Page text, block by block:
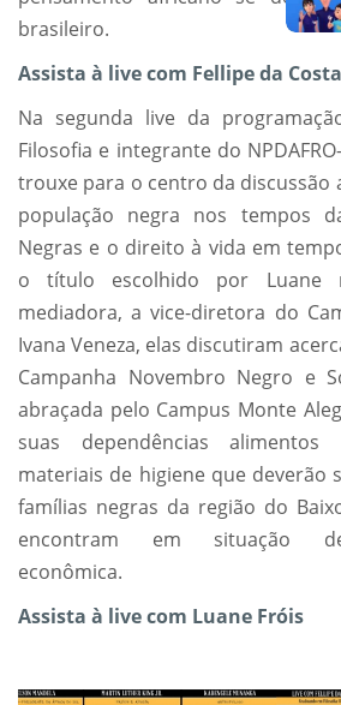
brasileiro.
Assista à live com Fellipe da Costa
Na segunda live da
Filosofia e integrante do
trouxe para o centro da discussão
população negra nos tempos
Negras e o direito à vida em
o título escolhido por Luane
mediadora, a vice-diretora do
Ivana Veneza, elas discutiram
Campanha Novembro Negro e
abraçada pelo Campus Monte
suas dependências
materiais de higiene que deverão
famílias negras da região do
encontram em situação
econômica.
Assista à live com Luane Fróis